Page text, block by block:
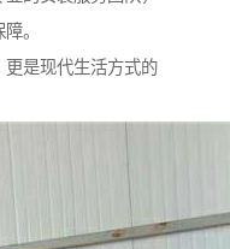
。
更是现代生活方式的